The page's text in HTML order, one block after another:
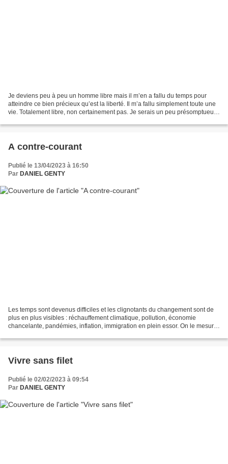
Je deviens peu à peu un homme libre mais il m’en a fallu du temps pour
atteindre ce bien précieux qu’est la liberté. Il m’a fallu simplement toute une
vie. Totalement libre, non certainement pas. Je serais un peu présomptueux
A contre-courant
Publié le 13/04/2023 à 16:50
Par DANIEL GENTY
Les temps sont devenus difficiles et les clignotants du changement sont de
plus en plus visibles : réchauffement climatique, pollution, économie
chancelante, pandémies, inflation, immigration en plein essor. On le mesure
Vivre sans filet
Publié le 02/02/2023 à 09:54
Par DANIEL GENTY